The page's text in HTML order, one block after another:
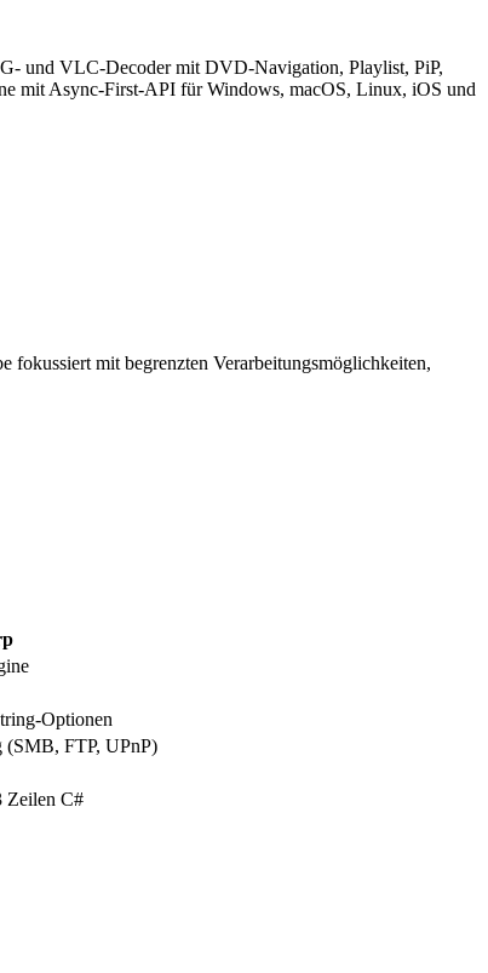
und VLC-Decoder mit DVD-Navigation, Playlist, PiP,
mit Async-First-API für Windows, macOS, Linux, iOS und
mit begrenzten Verarbeitungsmöglichkeiten,
Optionen
(SMB, FTP, UPnP)
Zeilen C#